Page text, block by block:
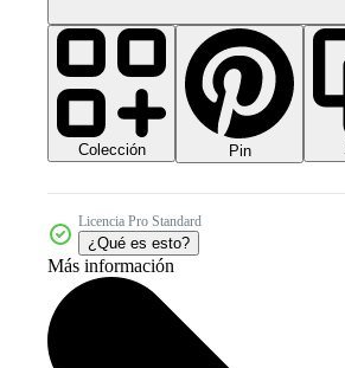
Colección Pin
Licencia Pro Standard
¿Qué es esto?
Más información